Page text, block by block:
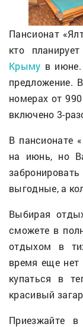
Пансионат
кто
Крыму в
предложение.
номерах от
включено 3-
В пансионате
на июнь, но
выгодные, а
Выбирая
сможете в
отдыхом в
время еще
купаться в
красивый
Приезжайте